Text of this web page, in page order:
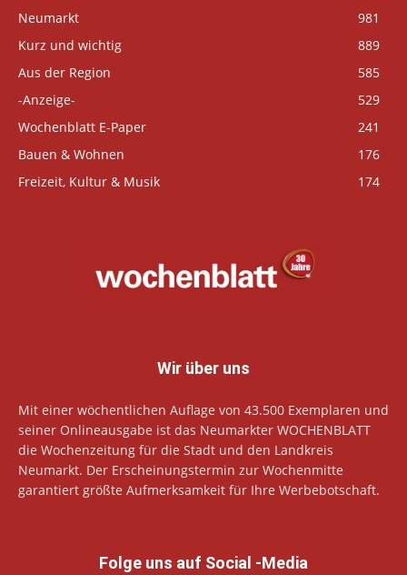
Neumarkt
981
Kurz und wichtig
889
Aus der Region
585
-Anzeige-
529
Wochenblatt E-Paper
241
Bauen & Wohnen
176
Freizeit, Kultur & Musik
174
Wir über uns
Mit einer wöchentlichen Auflage von 43.500 Exemplaren und
seiner Onlineausgabe ist das Neumarkter WOCHENBLATT
die Wochenzeitung für die Stadt und den Landkreis
Neumarkt. Der Erscheinungstermin zur Wochenmitte
garantiert größte Aufmerksamkeit für Ihre Werbebotschaft.
Folge uns auf Social -Media